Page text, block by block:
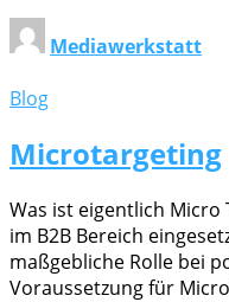
Mediawerkstatt
Blog
Microtargeting
Was ist eigentlich
im B2B Bereich
maßgebliche Rolle bei
Voraussetzung für